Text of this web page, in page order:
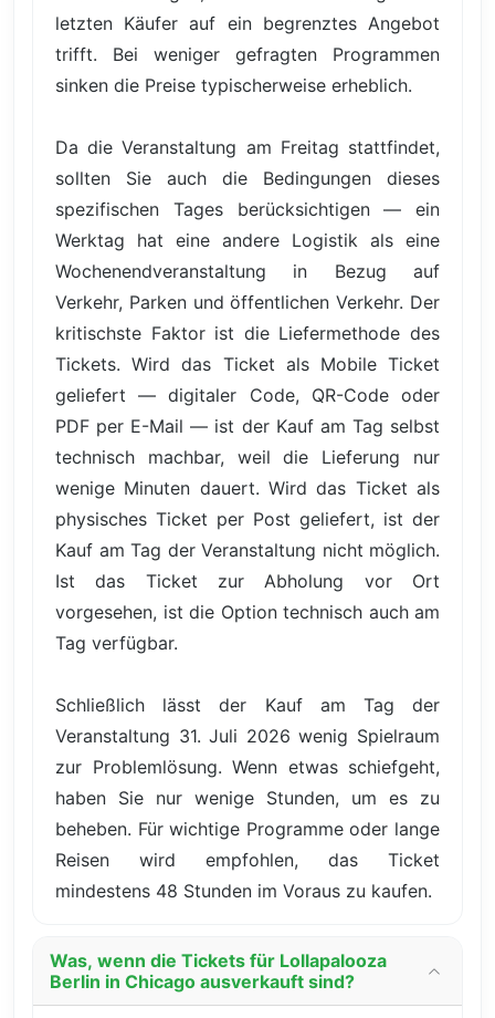
letzten Käufer auf ein begrenztes Angebot
trifft. Bei weniger gefragten Programmen
sinken die Preise typischerweise erheblich.
Da die Veranstaltung am Freitag stattfindet,
sollten Sie auch die Bedingungen dieses
spezifischen Tages berücksichtigen — ein
Werktag hat eine andere Logistik als eine
Wochenendveranstaltung in Bezug auf
Verkehr, Parken und öffentlichen Verkehr. Der
kritischste Faktor ist die Liefermethode des
Tickets. Wird das Ticket als Mobile Ticket
geliefert — digitaler Code, QR-Code oder
PDF per E-Mail — ist der Kauf am Tag selbst
technisch machbar, weil die Lieferung nur
wenige Minuten dauert. Wird das Ticket als
physisches Ticket per Post geliefert, ist der
Kauf am Tag der Veranstaltung nicht möglich.
Ist das Ticket zur Abholung vor Ort
vorgesehen, ist die Option technisch auch am
Tag verfügbar.
Schließlich lässt der Kauf am Tag der
Veranstaltung 31. Juli 2026 wenig Spielraum
zur Problemlösung. Wenn etwas schiefgeht,
haben Sie nur wenige Stunden, um es zu
beheben. Für wichtige Programme oder lange
Reisen wird empfohlen, das Ticket
mindestens 48 Stunden im Voraus zu kaufen.
Was, wenn die Tickets für Lollapalooza
Berlin in Chicago ausverkauft sind?